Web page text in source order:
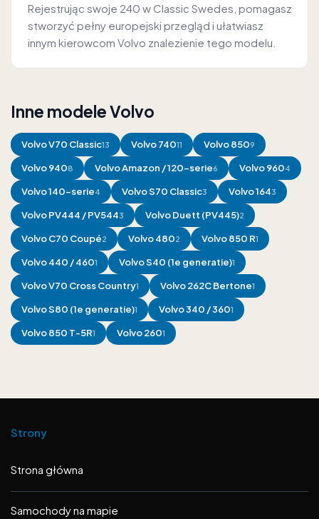
Rejestrując swoje 240 w Classic Swedes, pomagasz
stworzyć pełny europejski przegląd i ułatwiasz
innym kierowcom Volvo znalezienie tego modelu.
Inne modele Volvo
VolvoV70 Classic13 Volvo74011 Volvo8509
Volvo9408 VolvoAmazon / 120-serie6 Volvo9604
Volvo140-serie4 VolvoS70 Classic3 Volvo1643
VolvoPV444 / PV5443 VolvoDuett (PV445)2
VolvoC70 Coupé2 Volvo4802 Volvo850 R1
Volvo440 / 4601 VolvoS40 (1e generatie)1
VolvoV70 Cross Country1 Volvo262C Bertone1
VolvoS80 (1e generatie)1 Volvo340 / 3601
Volvo850 T-5R1 Volvo2601
Strony
Strona główna
Samochody na mapie